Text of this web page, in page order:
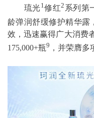
琉光1 修红2 系列第
龄弹润舒缓修护精华露
效，迅速赢得广大消费
175,000+瓶9 ，并荣膺多